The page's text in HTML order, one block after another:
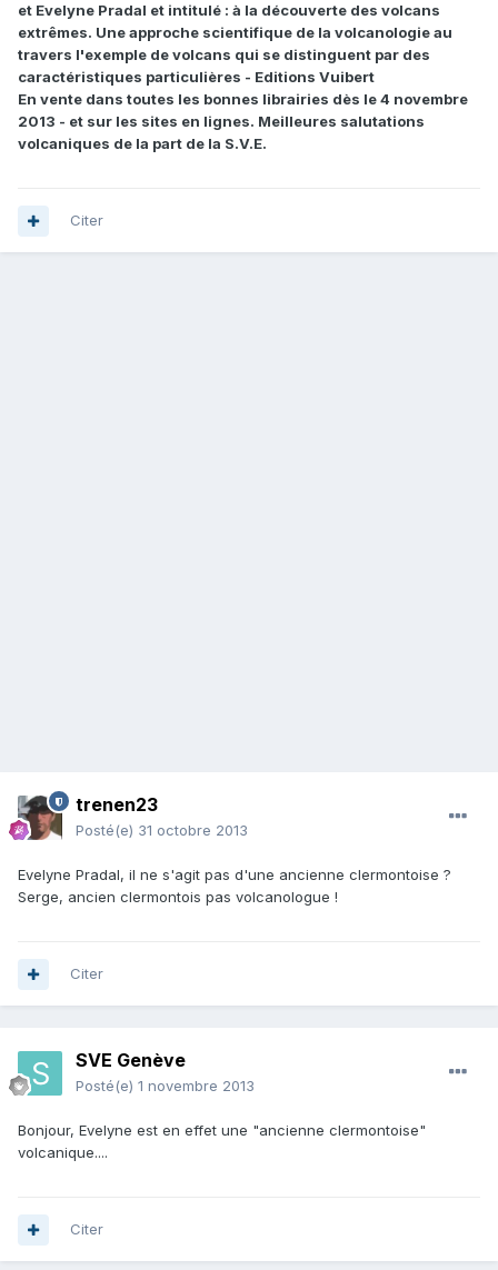
et Evelyne Pradal et intitulé : à la découverte des volcans
extrêmes. Une approche scientifique de la volcanologie au
travers l'exemple de volcans qui se distinguent par des
caractéristiques particulières - Editions Vuibert
En vente dans toutes les bonnes librairies dès le 4 novembre
2013 - et sur les sites en lignes. Meilleures salutations
volcaniques de la part de la S.V.E.
Citer
trenen23
Posté(e) 31 octobre 2013
Evelyne Pradal, il ne s'agit pas d'une ancienne clermontoise ?
Serge, ancien clermontois pas volcanologue !
Citer
SVE Genève
Posté(e) 1 novembre 2013
Bonjour, Evelyne est en effet une "ancienne clermontoise"
volcanique....
Citer